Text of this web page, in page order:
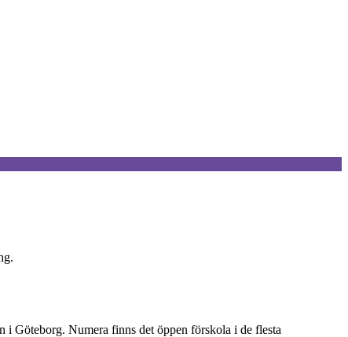
i Göteborg. Numera finns det öppen förskola i de flesta